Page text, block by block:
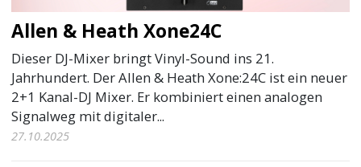
Allen & Heath Xone24C
Dieser DJ-Mixer bringt Vinyl-Sound ins 21.
Jahrhundert. Der Allen & Heath Xone:24C ist ein neuer
2+1 Kanal-DJ Mixer. Er kombiniert einen analogen
Signalweg mit digitaler...
27.10.2025